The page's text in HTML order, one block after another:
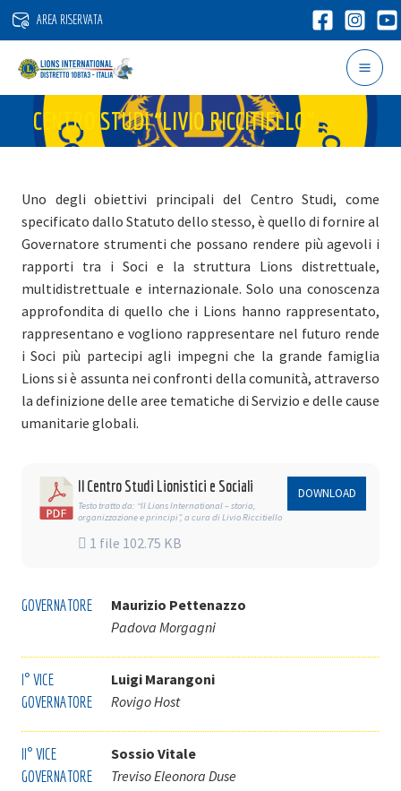
Vai
contenuto
AREA RISERVATA
CENTRO STUDI “LIVIO RICCITIELLO”
Uno degli obiettivi principali del Centro Studi, come
specificato dallo Statuto dello stesso, è quello di fornire al
Governatore strumenti che possano rendere più agevoli i
rapporti tra i Soci e la struttura Lions distrettuale,
multidistrettuale e internazionale. Solo una conoscenza
approfondita di quello che i Lions hanno rappresentato,
rappresentano e vogliono rappresentare nel futuro rende
i Soci più partecipi agli impegni che la grande famiglia
Lions si è assunta nei confronti della comunità, attraverso
la definizione delle aree tematiche di Servizio e delle cause
umanitarie globali.
Il Centro Studi Lionistici e Sociali
Testo tratto da: “Il Lions International – storia,
organizzazione e principi”, a cura di Livio Riccitiello
1 file 102.75 KB
DOWNLOAD
GOVERNATORE
Maurizio Pettenazzo
Padova Morgagni
I° VICE
GOVERNATORE
Luigi Marangoni
Rovigo Host
II° VICE
GOVERNATORE
Sossio Vitale
Treviso Eleonora Duse